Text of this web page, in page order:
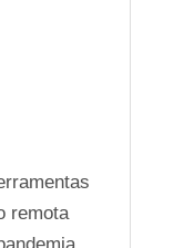
remota